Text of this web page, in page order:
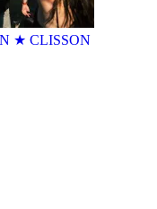
★ CLISSON